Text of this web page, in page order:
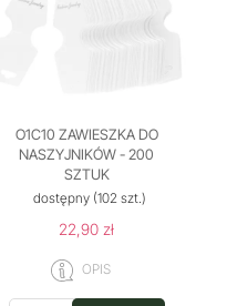
O1C10 ZAWIESZKA DO
NASZYJNIKÓW - 200
SZTUK
dostępny(102 szt.)
22,90 zł
OPIS